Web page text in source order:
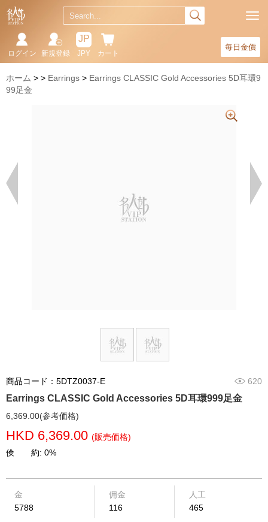
每日金價
カート
JP
JPY
新規登録
ログイン
ホーム Earrings
Earrings CLASSIC Gold Accessories 5D耳環9
99足金
商品コード：5DTZ0037-E 620
Earrings CLASSIC Gold Accessories 5D耳環999足金
6,369.00(参考価格)
HKD 6,369.00 (販売価格)
倹 約: 0%
金
5788
佣金
116
人工
465